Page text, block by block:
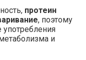
протеин
, поэтому
употребления
и